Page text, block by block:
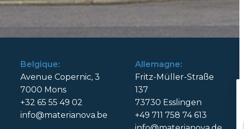
Belgique:
Avenue Copernic, 3
7000 Mons
+32 65 55 49 02
info@materianova.be
Allemagne:
Fritz-Müller-Straße
137
73730 Esslingen
+49 711 758 74 613